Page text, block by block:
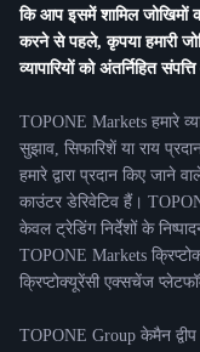
कि आप इसमें शामिल जोखिमों
करने से पहले, कृपया हमारी
व्यापारियों को अंतर्निहित
TOPONE Markets हमारे
सुझाव, सिफारिशें या राय
हमारे द्वारा प्रदान किए जाने
काउंटर डेरिवेटिव हैं।
केवल ट्रेडिंग निर्देशों के
TOPONE Markets
क्रिप्टोक्यूरेंसी एक्सचेंज
TOPONE Group केमैन